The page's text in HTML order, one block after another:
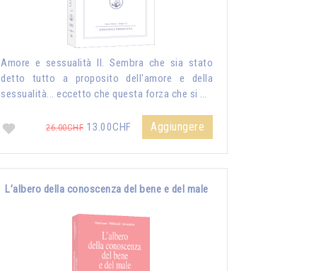
Amore e sessualità II. Sembra che sia stato
detto tutto a proposito dell'amore e della
sessualità... eccetto che questa forza che si …
26.00CHF 13.00CHF Aggiungere
L’albero della conoscenza del bene e del male